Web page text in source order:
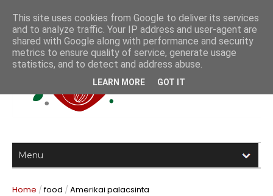
Home / food / Amerikai palacsinta
This site uses cookies from Google to deliver its services
and to analyze traffic. Your IP address and user-agent are
shared with Google along with performance and security
metrics to ensure quality of service, generate usage
statistics, and to detect and address abuse.
LEARN MORE GOT IT